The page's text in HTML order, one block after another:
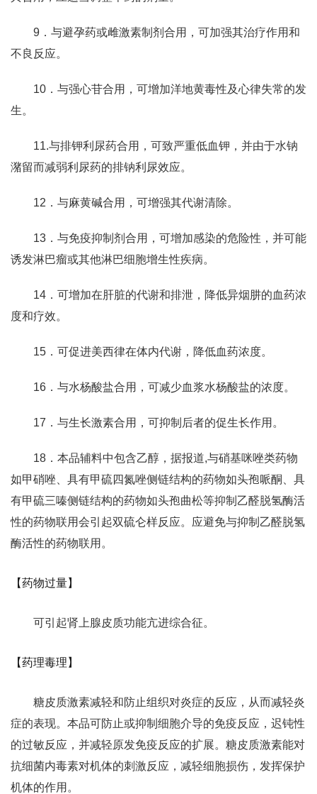
9．与避孕药或雌激素制剂合用，可加强其治疗作用和
不良反应。
10．与强心苷合用，可增加洋地黄毒性及心律失常的发
生。
11.与排钾利尿药合用，可致严重低血钾，并由于水钠
潴留而减弱利尿药的排钠利尿效应。
12．与麻黄碱合用，可增强其代谢清除。
13．与免疫抑制剂合用，可增加感染的危险性，并可能
诱发淋巴瘤或其他淋巴细胞增生性疾病。
14．可增加在肝脏的代谢和排泄，降低异烟肼的血药浓
度和疗效。
15．可促进美西律在体内代谢，降低血药浓度。
16．与水杨酸盐合用，可减少血浆水杨酸盐的浓度。
17．与生长激素合用，可抑制后者的促生长作用。
18．本品辅料中包含乙醇，据报道,与硝基咪唑类药物
如甲硝唑、具有甲硫四氮唑侧链结构的药物如头孢哌酮、具
有甲硫三嗪侧链结构的药物如头孢曲松等抑制乙醛脱氢酶活
性的药物联用会引起双硫仑样反应。应避免与抑制乙醛脱氢
酶活性的药物联用。
【药物过量】
可引起肾上腺皮质功能亢进综合征。
【药理毒理】
糖皮质激素减轻和防止组织对炎症的反应，从而减轻炎
症的表现。本品可防止或抑制细胞介导的免疫反应，迟钝性
的过敏反应，并减轻原发免疫反应的扩展。糖皮质激素能对
抗细菌内毒素对机体的刺激反应，减轻细胞损伤，发挥保护
机体的作用。